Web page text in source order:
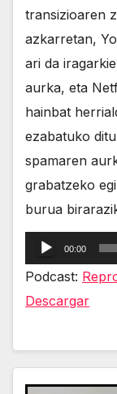
transizioaren
azkarretan,
ari da
aurka, eta
hainbat
ezabatuko
spamaren
grabatzeko
burua
Reproductor
de
audio
00:00
Podcast:
Descargar